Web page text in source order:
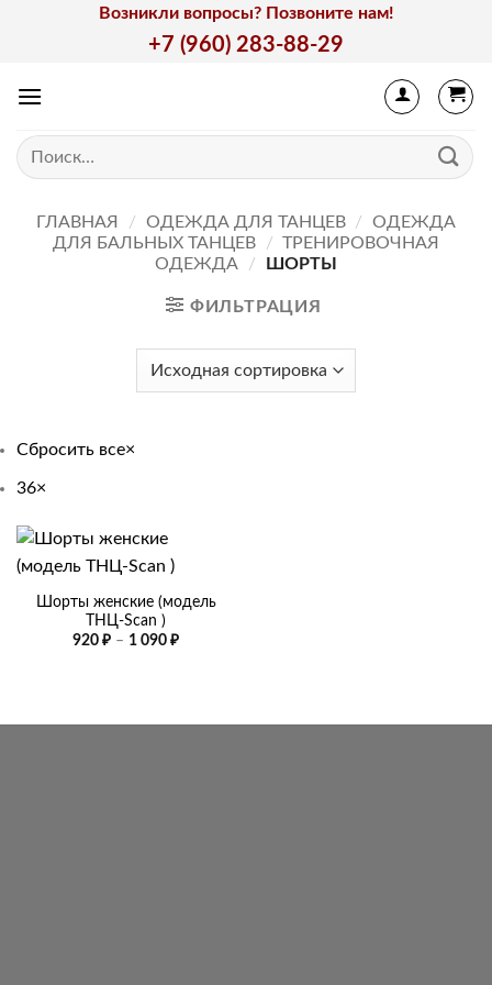
Возникли вопросы? Позвоните нам!
+7 (960) 283-88-29
Искать:
ГЛАВНАЯ / ОДЕЖДА ДЛЯ ТАНЦЕВ /
ОДЕЖДА
ДЛЯ БАЛЬНЫХ ТАНЦЕВ
/ ТРЕНИРОВОЧНАЯ
ОДЕЖДА
/ ШОРТЫ
ФИЛЬТРАЦИЯ
Сбросить все×
36×
Шорты женские (модель
ТНЦ-Scan )
920 ₽ – 1 090 ₽Диапазон